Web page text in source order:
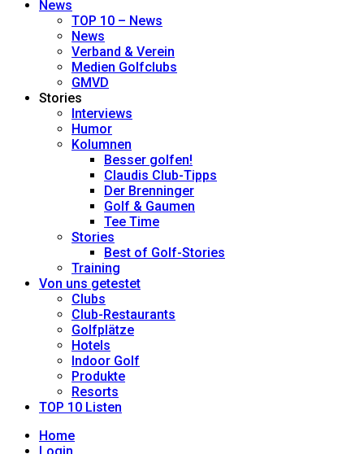
News
TOP 10 – News
News
Verband & Verein
Medien Golfclubs
GMVD
Stories
Interviews
Humor
Kolumnen
Besser golfen!
Claudis Club-Tipps
Der Brenninger
Golf & Gaumen
Tee Time
Stories
Best of Golf-Stories
Training
Von uns getestet
Clubs
Club-Restaurants
Golfplätze
Hotels
Indoor Golf
Produkte
Resorts
TOP 10 Listen
Home